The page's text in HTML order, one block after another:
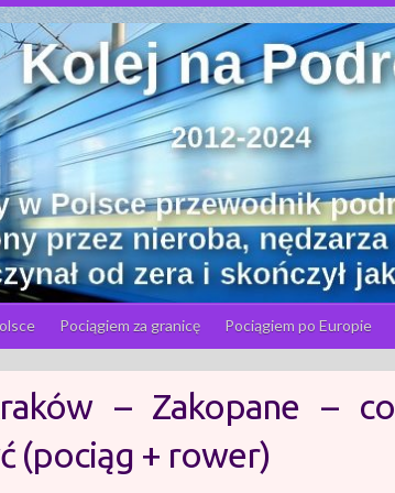
Pociągiem za granicę Pociągiem po Europie
– Zakopane – co
(pociąg + rower)